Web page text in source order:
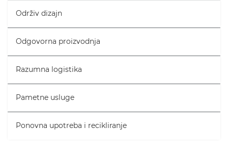
Održiv dizajn
Odgovorna proizvodnja
Razumna logistika
Pametne usluge
Ponovna upotreba i recikliranje